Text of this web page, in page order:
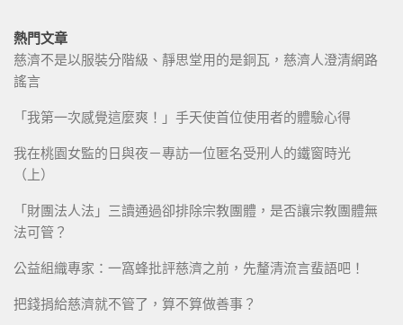
熱門文章
慈濟不是以服裝分階級、靜思堂用的是銅瓦，慈濟人澄清網路
謠言
「我第一次感覺這麼爽！」手天使首位使用者的體驗心得
我在桃園女監的日與夜－專訪一位匿名受刑人的鐵窗時光
（上）
「財團法人法」三讀通過卻排除宗教團體，是否讓宗教團體無
法可管？
公益組織專家：一窩蜂批評慈濟之前，先釐清流言蜚語吧！
把錢捐給慈濟就不管了，算不算做善事？